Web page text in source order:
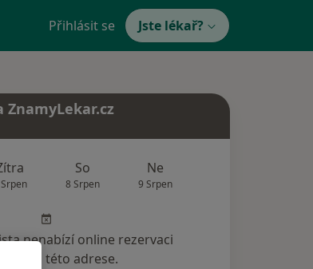
Přihlásit se Jste lékař?
ZnamyLekar.cz
So
8 Srpen
Ne
9 Srpen
nenabízí online rezervaci
na této adrese.